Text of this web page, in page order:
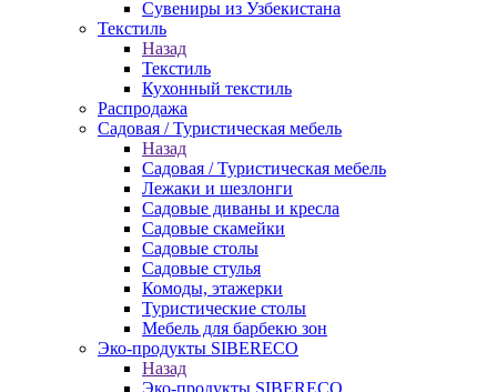
Сувениры из Узбекистана
Текстиль
Назад
Текстиль
Кухонный текстиль
Распродажа
Садовая / Туристическая мебель
Назад
Садовая / Туристическая мебель
Лежаки и шезлонги
Садовые диваны и кресла
Садовые скамейки
Садовые столы
Садовые стулья
Комоды, этажерки
Туристические столы
Мебель для барбекю зон
Эко-продукты SIBERECO
Назад
Эко-продукты SIBERECO